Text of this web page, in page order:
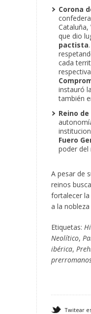
Corona
Cataluña,
que dio
pactista
cada
instauró
también
Reino
Fuero
poder del
A pesar de
reinos
fortalecer
a la
Etiquetas:
Neolítico,
ibérica,
Twitear